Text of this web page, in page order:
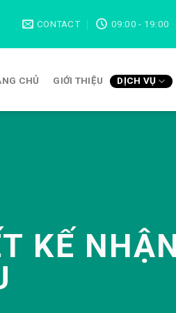
CONTACT 09:00 - 19:00
CHỦ GIỚI THIỆU DỊCH VỤ
KẾ